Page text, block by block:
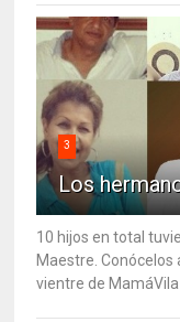
3
Los
10 hijos en total
Maestre. Conócelos
vientre de MamáVila